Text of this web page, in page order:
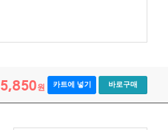
5,850원 카트에 넣기 바로구매